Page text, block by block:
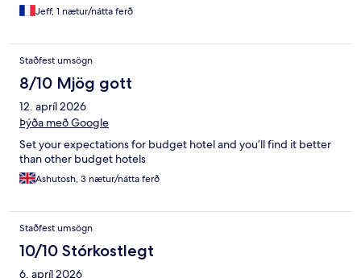
Jeff, 1 nætur/nátta ferð
Staðfest umsögn
8/10 Mjög gott
12. apríl 2026
Þýða með Google
Set your expectations for budget hotel and you’ll find it better
than other budget hotels
Ashutosh, 3 nætur/nátta ferð
Staðfest umsögn
10/10 Stórkostlegt
6. apríl 2026